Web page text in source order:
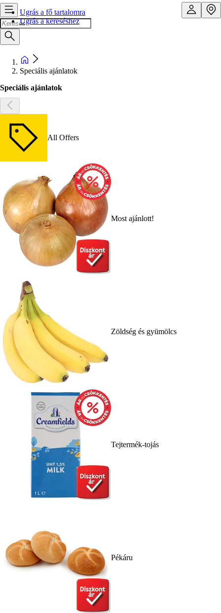
Ugrás a fő tartalomra
Ugrás a kereséshez
Speciális ajánlatok
Speciális ajánlatok
All Offers
Most ajánlott!
Zöldség és gyümölcs
Tejtermék-tojás
Pékáru